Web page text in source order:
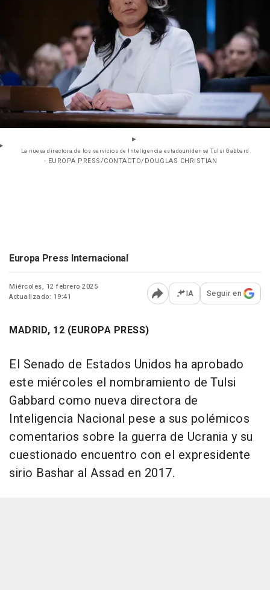
La nueva directora de los servicios de Inteligencia estadounidense Tulsi Gabbard
- EUROPA PRESS/CONTACTO/DOUGLAS CHRISTIAN
Europa Press Internacional
Miércoles, 12 febrero 2025
Actualizado: 19:41
Abrir opciones para
IA Seguir en
MADRID, 12 (EUROPA PRESS)
El Senado de Estados Unidos ha aprobado
este miércoles el nombramiento de Tulsi
Gabbard como nueva directora de
Inteligencia Nacional pese a sus polémicos
comentarios sobre la guerra de Ucrania y su
cuestionado encuentro con el expresidente
sirio Bashar al Assad en 2017.